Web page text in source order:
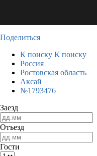
Поделиться
К поиску К поиску
Россия
Ростовская область
Аксай
№1793476
Заезд
Отъезд
Гости